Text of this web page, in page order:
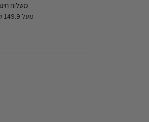
משלוח
מעל 149.9 ש"ח